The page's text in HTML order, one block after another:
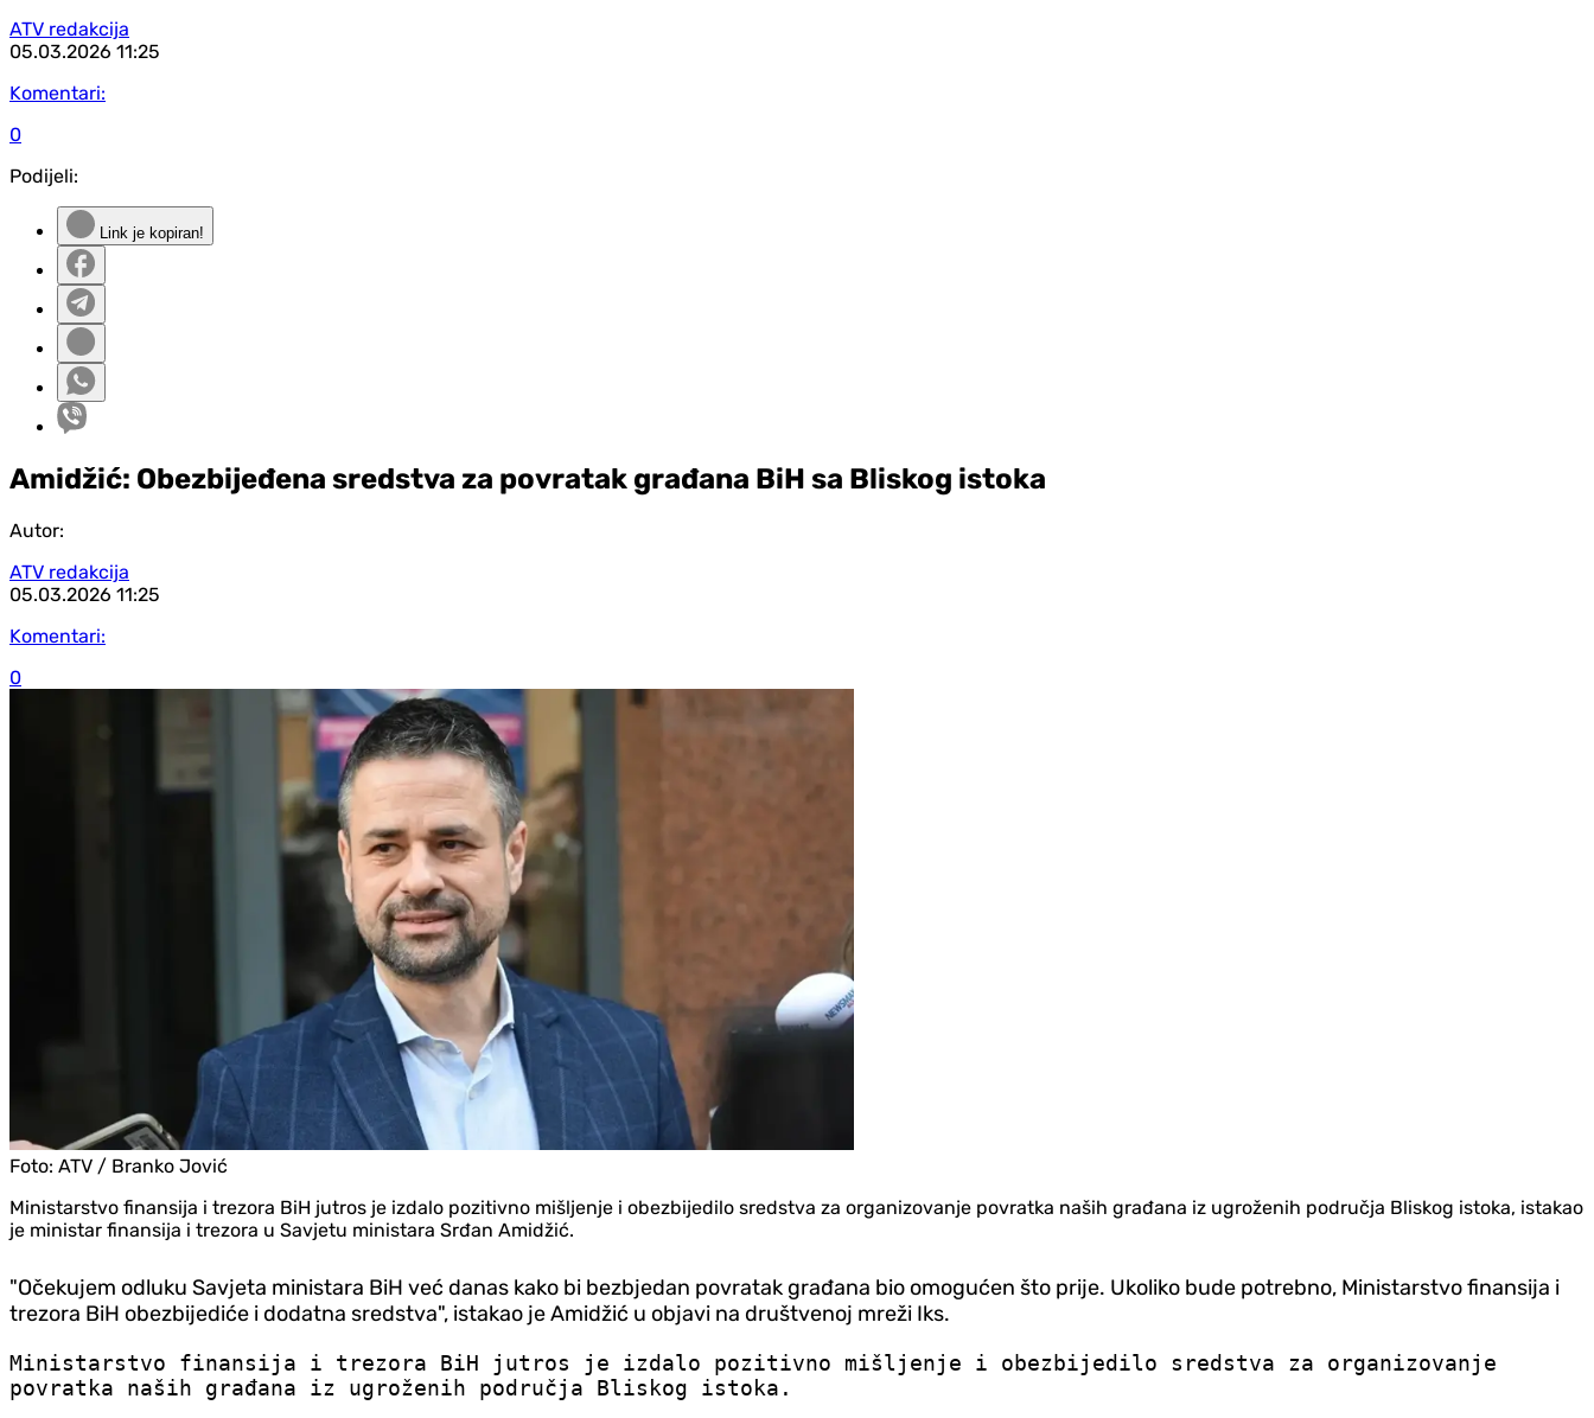
ATV redakcija
05.03.2026 11:25
Komentari:
0
Podijeli:
Link je kopiran!
Amidžić: Obezbijeđena sredstva za povratak građana BiH sa Bliskog istoka
Autor:
ATV redakcija
05.03.2026 11:25
Komentari:
0
Foto: ATV / Branko Jović
Ministarstvo finansija i trezora BiH jutros je izdalo pozitivno mišljenje i obezbijedilo sredstva za organizovanje povratka naših građana iz ugroženih područja Bliskog istoka, istakao
je ministar finansija i trezora u Savjetu ministara Srđan Amidžić.
"Očekujem odluku Savjeta ministara BiH već danas kako bi bezbjedan povratak građana bio omogućen što prije. Ukoliko bude potrebno, Ministarstvo finansija i
trezora BiH obezbijediće i dodatna sredstva", istakao je Amidžić u objavi na društvenoj mreži Iks.
Ministarstvo finansija i trezora BiH jutros je izdalo pozitivno mišljenje i obezbijedilo sredstva za organizovanje
povratka naših građana iz ugroženih područja Bliskog istoka.